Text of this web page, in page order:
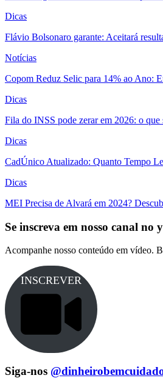
Dicas
Flávio Bolsonaro garante: Aceitará
Notícias
Copom Reduz Selic para 14% ao Ano:
Dicas
Fila do INSS pode zerar em 2026: o
Dicas
CadÚnico Atualizado: Quanto Tempo
Dicas
MEI Precisa de Alvará em 2024?
Se inscreva em nosso canal no
Acompanhe nosso conteúdo em vídeo.
INSCREVER
Siga-nos